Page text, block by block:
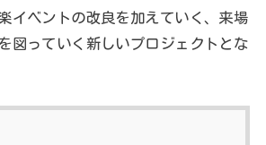
イベントの改良を加えていく、来場
図っていく新しいプロジェクトとな